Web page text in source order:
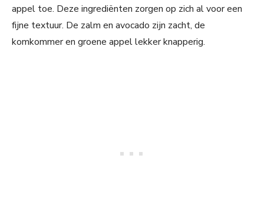
appel toe. Deze ingrediënten zorgen op zich al voor een
fijne textuur. De zalm en avocado zijn zacht, de
komkommer en groene appel lekker knapperig.